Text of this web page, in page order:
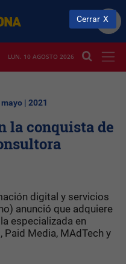
LUN. 10 AGOSTO 2026
| 2021
la conquista de
digital y servicios
anunció que adquiere
especializada en
Media, MAdTech y
Cerrar